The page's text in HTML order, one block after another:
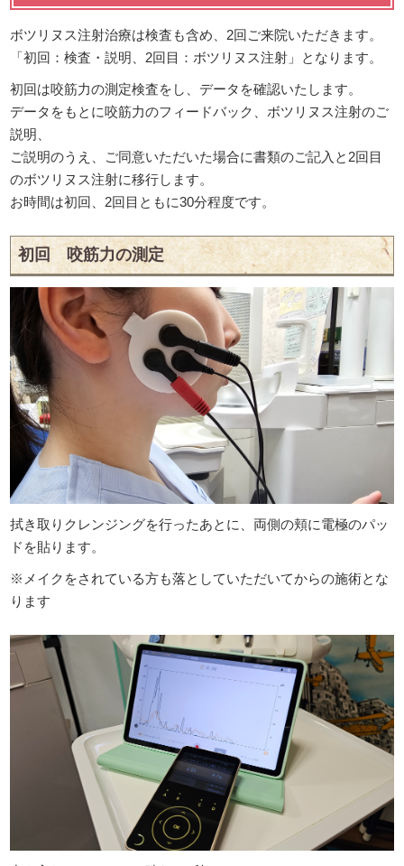
ボツリヌス注射治療は検査も含め、2回ご来院いただきます。
「初回：検査・説明、2回目：ボツリヌス注射」となります。
初回は咬筋力の測定検査をし、データを確認いたします。
データをもとに咬筋力のフィードバック、ボツリヌス注射のご
説明、
ご説明のうえ、ご同意いただいた場合に書類のご記入と2回目
のボツリヌス注射に移行します。
お時間は初回、2回目ともに30分程度です。
初回 咬筋力の測定
拭き取りクレンジングを行ったあとに、両側の頬に電極のパッ
ドを貼ります。
※メイクをされている方も落としていただいてからの施術とな
ります